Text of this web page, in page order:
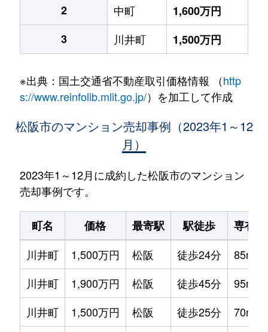
2
中町
1,600万円
3
川井町 1,500万円
※出典：国土交通省不動産取引価格情報 （http
s://www.reinfolib.mlit.go.jp/）を加工して作成
松阪市のマンション売却事例（2023年1～12
月）
2023年1～12月に成約した松阪市のマンション
売却事例です。
町名 価格 最寄駅 駅徒歩
専有
川井町
1,500万円 松阪 徒歩24分
85m²
川井町
1,900万円 松阪 徒歩45分
95m²
川井町
1,500万円 松阪 徒歩25分
70m²